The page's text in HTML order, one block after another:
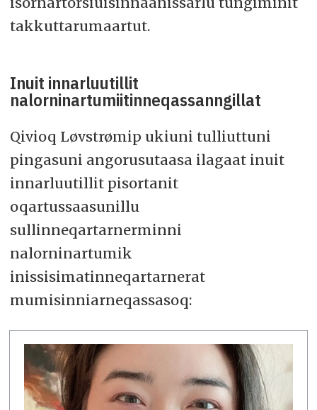
takkuttarumaartut.
Inuit innarluutillit
nalorninartumiitinneqassanngillat
Qivioq Løvstrømip ukiuni tulliuttuni
pingasuni angorusutaasa ilagaat inuit
innarluutillit pisortanit
oqartussaasunillu
sullinneqartarnerminni
nalorninartumik
inissisimatinneqartarnerat
mumisinniarneqassasoq: